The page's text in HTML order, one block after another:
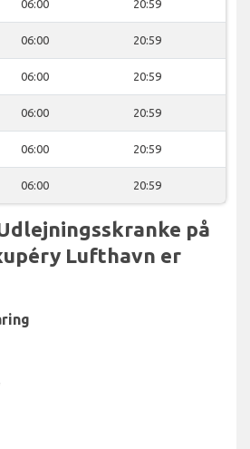
06:00 20:59
06:00 20:59
06:00 20:59
06:00 20:59
06:00 20:59
06:00 20:59
på
Lufthavn er